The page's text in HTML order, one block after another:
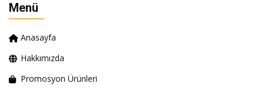
Menü
Anasayfa
Hakkımızda
Promosyon Ürünleri